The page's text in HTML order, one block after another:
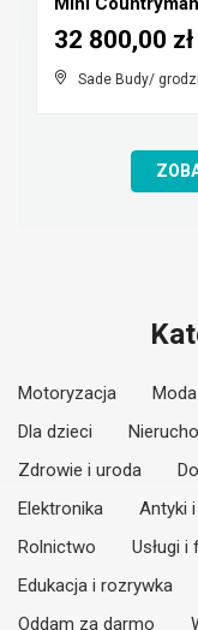
Sade Budy/
32 800,00 zł
Motoryzacja
Dla dzieci
Zdrowie i uroda
Elektronika
Antyki
Rolnictwo
Usługi i
Edukacja i rozrywka
Oddam za darmo